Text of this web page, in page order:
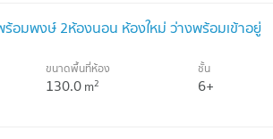
ร้อมพงษ์ 2ห้องนอน ห้องใหม่ ว่างพร้อมเข้าอยู่
ขนาดพื้นที่ห้อง
130.0m2
ชั้น
6+